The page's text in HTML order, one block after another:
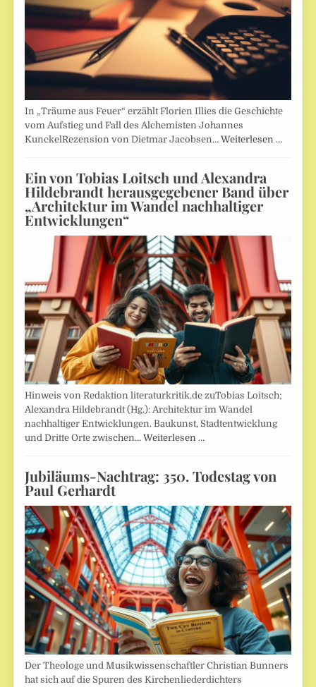
In „Träume aus Feuer“ erzählt Florien Illies die Geschichte
vom Aufstieg und Fall des Alchemisten Johannes
KunckelRezension von Dietmar Jacobsen…Weiterlesen …
Ein von Tobias Loitsch und Alexandra
Hildebrandt herausgegebener Band über
„Architektur im Wandel nachhaltiger
Entwicklungen“
Hinweis von Redaktion literaturkritik.de zuTobias Loitsch;
Alexandra Hildebrandt (Hg.): Architektur im Wandel
nachhaltiger Entwicklungen. Baukunst, Stadtentwicklung
und Dritte Orte zwischen…Weiterlesen …
Jubiläums-Nachtrag: 350. Todestag von
Paul Gerhardt
Der Theologe und Musikwissenschaftler Christian Bunners
hat sich auf die Spuren des Kirchenliederdichters